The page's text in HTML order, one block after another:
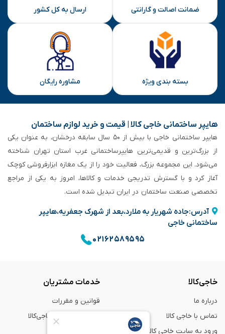
ضمانت اصالت و گارانتی ارسال به کل کشور
بسته بندی ویژه مشاوره رایگان
هایپر ساختمانی خاجی‌ کالا | قیمت و خرید لوازم ساختمان
هایپر ساختمانی خاجی‌ با بیش از ۵۰ سال سابقه‌ درخشان، به عنوان یکی
از بزرگ‌ترین و قدیمی‌ترین هایپرساختمانی‌ غرب استان تهران شناخته
می‌شود. این مجموعه بزرگ، فعالیت خود را از یک مغازه ابزارفروشی کوچک
آغاز کرد و با گسترش تدریجی خدمات و کالاها، امروز به یکی از مراجع
تخصصی صنعت ساختمان در ایران تبدیل شده است.
آدرس:جاده شهریار به ملارد،بعد از شهرک جعفریه،هایپر
ساختمانی خاجی
۰۲۱۶۲۵۸۹۵۹۵
خاجی‌کالا
درباره ما
تماس با خاجی کالا
ورود به سایت خاجی‌ کالا
خدمات مشتریان
قوانین و مقررات
راهنمای خرید از خاجی‌کالا